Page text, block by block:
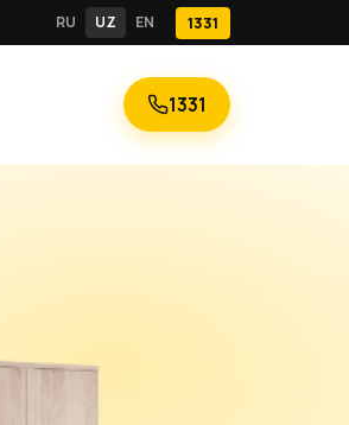
RU UZ EN 1331
1331